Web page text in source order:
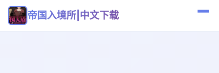
帝国入境所|中文下载